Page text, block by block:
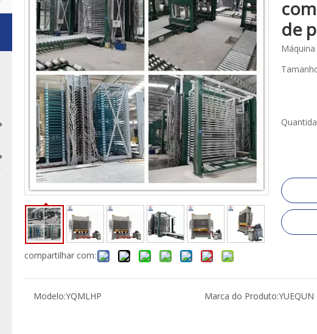
compartilhar com:
de
Modelo:YQMLHP Marca do Produto:YUEQUN